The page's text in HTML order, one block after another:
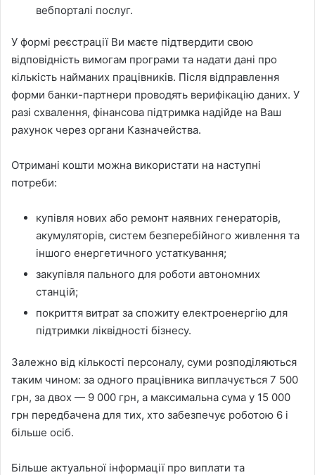
вебпорталі послуг.
У формі реєстрації Ви маєте підтвердити свою
відповідність вимогам програми та надати дані про
кількість найманих працівників. Після відправлення
форми банки-партнери проводять верифікацію даних. У
разі схвалення, фінансова підтримка надійде на Ваш
рахунок через органи Казначейства.
Отримані кошти можна використати на наступні
потреби:
купівля нових або ремонт наявних генераторів,
акумуляторів, систем безперебійного живлення та
іншого енергетичного устаткування;
закупівля пального для роботи автономних
станцій;
покриття витрат за спожиту електроенергію для
підтримки ліквідності бізнесу.
Залежно від кількості персоналу, суми розподіляються
таким чином: за одного працівника виплачується 7 500
грн, за двох — 9 000 грн, а максимальна сума у 15 000
грн передбачена для тих, хто забезпечує роботою 6 і
більше осіб.
Більше актуальної інформації про виплати та